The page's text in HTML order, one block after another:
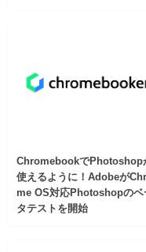
ChromebookでPhotoshop
使えるように！Adobeが
me OS対応Photoshopのベ
タテストを開始